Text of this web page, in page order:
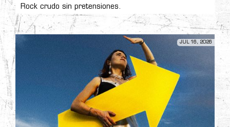
Rock crudo sin pretensiones.
JUL 16, 2026